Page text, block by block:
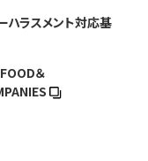
ハラスメント対応基
＆